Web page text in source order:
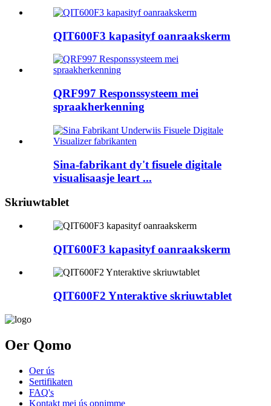
QIT600F3 kapasityf oanraakskerm
QRF997 Responssysteem mei
spraakherkenning
Sina-fabrikant dy't fisuele digitale
visualisaasje leart ...
Skriuwtablet
QIT600F3 kapasityf oanraakskerm
QIT600F2 Ynteraktive skriuwtablet
Oer Qomo
Oer ús
Sertifikaten
FAQ's
Kontakt mei ús opnimme